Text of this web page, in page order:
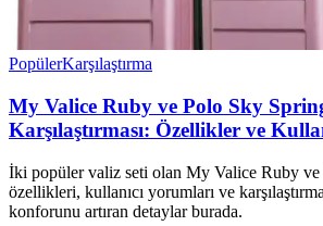
PopülerKarşılaştırma
My Valice Ruby ve Polo Sky
Karşılaştırması: Özellikler ve
İki popüler valiz seti olan My Valice Ruby
özellikleri, kullanıcı yorumları ve
konforunu artıran detaylar burada.